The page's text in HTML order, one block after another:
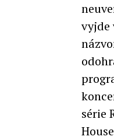
vyjde
série